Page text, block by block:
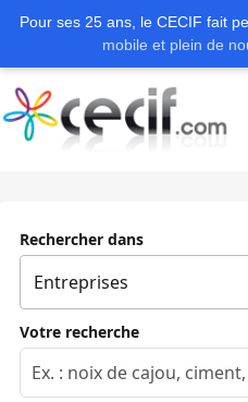
Pour ses 25 ans, le CECIF fait
mobile et plein de
Rechercher dans
Votre recherche